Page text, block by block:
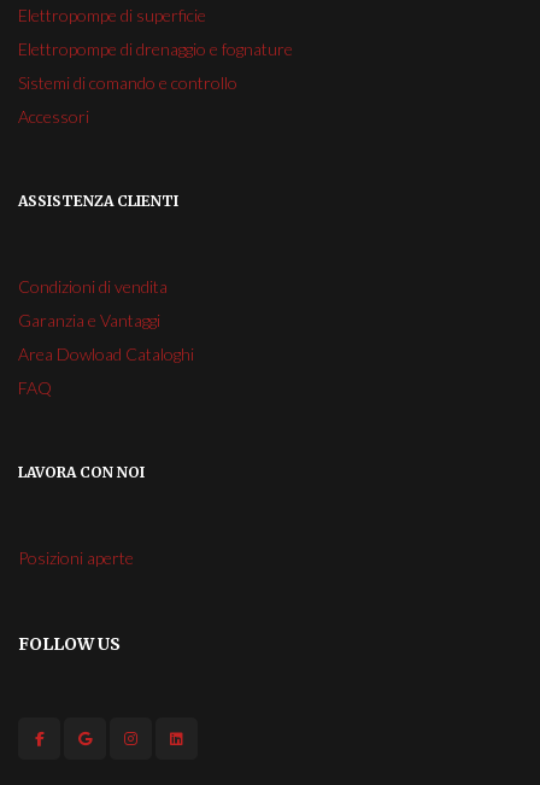
Elettropompe di superficie
Elettropompe di drenaggio e fognature
Sistemi di comando e controllo
Accessori
ASSISTENZA CLIENTI
Condizioni di vendita
Garanzia e Vantaggi
Area Dowload Cataloghi
FAQ
LAVORA CON NOI
Posizioni aperte
FOLLOW US